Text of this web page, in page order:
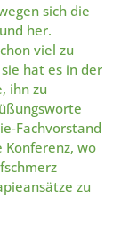
sich die
her.
viel zu
hat es in der
ihn zu
Fachvorstand
Konferenz, wo
zu